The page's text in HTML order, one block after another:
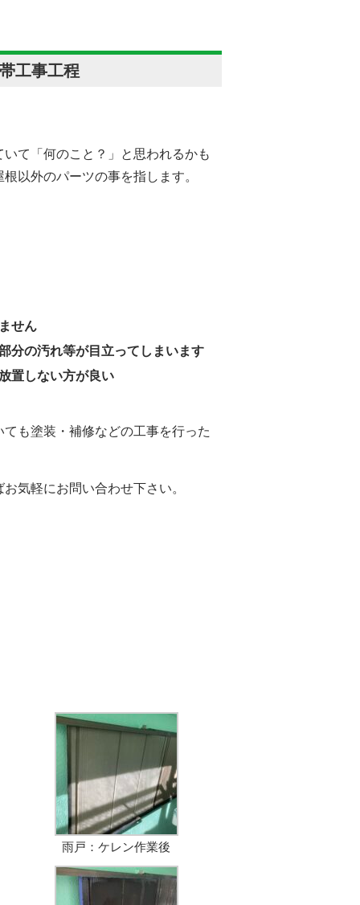
工事工程
て「何のこと？」と思われるかも
根以外のパーツの事を指します。
せん
分の汚れ等が目立ってしまいます
置しない方が良い
も塗装・補修などの工事を行った
気軽にお問い合わせ下さい。
雨戸：ケレン作業後